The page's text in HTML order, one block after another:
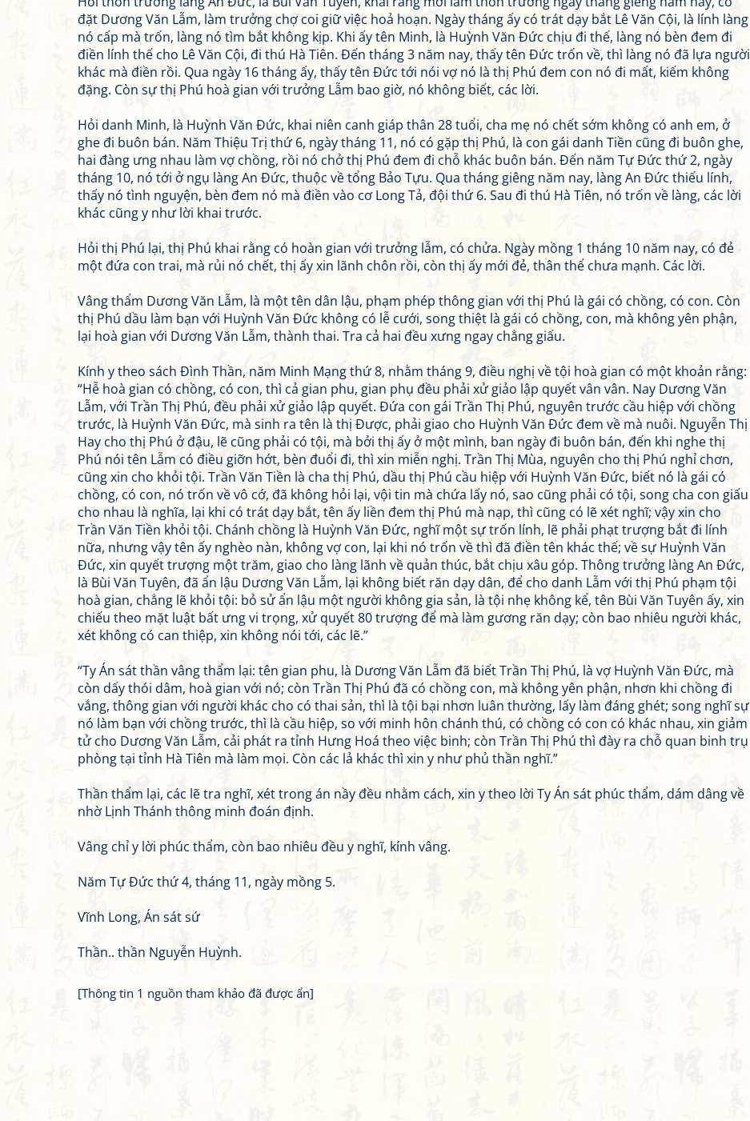
đặt Dương Văn Lẫm, làm trưởng chợ coi giữ việc hoả hoạn. Ngày tháng ấy có trát dạy bắt Lê Văn Cội, là lính làng
nó cấp mà trốn, làng nó tìm bắt không kịp. Khi ấy tên Minh, là Huỳnh Văn Đức chịu đi thế, làng nó bèn đem đi
điền lính thế cho Lê Văn Cội, đi thú Hà Tiên. Đến tháng 3 năm nay, thấy tên Đức trốn về, thì làng nó đã lựa người
khác mà điền rồi. Qua ngày 16 tháng ấy, thấy tên Đức tới nói vợ nó là thị Phú đem con nó đi mất, kiếm không
đặng. Còn sự thị Phú hoà gian với trưởng Lẫm bao giờ, nó không biết, các lời.
Hỏi danh Minh, là Huỳnh Văn Đức, khai niên canh giáp thân 28 tuổi, cha mẹ nó chết sớm không có anh em, ở
ghe đi buôn bán. Năm Thiệu Trị thứ 6, ngày tháng 11, nó có gặp thị Phú, là con gái danh Tiền cũng đi buôn ghe,
hai đàng ưng nhau làm vợ chồng, rồi nó chở thị Phú đem đi chỗ khác buôn bán. Đến năm Tự Đức thứ 2, ngày
tháng 10, nó tới ở ngụ làng An Đức, thuộc về tổng Bảo Tựu. Qua tháng giêng năm nay, làng An Đức thiếu lính,
thấy nó tình nguyện, bèn đem nó mà điền vào cơ Long Tả, đội thứ 6. Sau đi thú Hà Tiên, nó trốn về làng, các lời
khác cũng y như lời khai trước.
Hỏi thị Phú lại, thị Phú khai rằng có hoàn gian với trưởng lẫm, có chửa. Ngày mồng 1 tháng 10 năm nay, có đẻ
một đứa con trai, mà rủi nó chết, thị ấy xin lãnh chôn rồi, còn thị ấy mới đẻ, thân thể chưa mạnh. Các lời.
Vâng thẩm Dương Văn Lẫm, là một tên dân lậu, phạm phép thông gian với thị Phú là gái có chồng, có con. Còn
thị Phú dầu làm bạn với Huỳnh Văn Đức không có lễ cưới, song thiệt là gái có chồng, con, mà không yên phận,
lại hoà gian với Dương Văn Lẫm, thành thai. Tra cả hai đều xưng ngay chẳng giấu.
Kính y theo sách Đình Thần, năm Minh Mạng thứ 8, nhằm tháng 9, điều nghị về tội hoà gian có một khoản rằng:
“Hễ hoà gian có chồng, có con, thì cả gian phu, gian phụ đều phải xử giảo lập quyết vân vân. Nay Dương Văn
Lẫm, với Trần Thị Phú, đều phải xử giảo lập quyết. Đứa con gái Trần Thị Phú, nguyên trước cầu hiệp với chồng
trước, là Huỳnh Văn Đức, mà sinh ra tên là thị Được, phải giao cho Huỳnh Văn Đức đem về mà nuôi. Nguyễn Thị
Hay cho thị Phú ở đậu, lẽ cũng phải có tội, mà bởi thị ấy ở một mình, ban ngày đi buôn bán, đến khi nghe thị
Phú nói tên Lẫm có điều giỡn hớt, bèn đuổi đi, thì xin miễn nghị. Trần Thị Mùa, nguyên cho thị Phú nghỉ chơn,
cũng xin cho khỏi tội. Trần Văn Tiền là cha thị Phú, dầu thị Phú cầu hiệp với Huỳnh Văn Đức, biết nó là gái có
chồng, có con, nó trốn về vô cớ, đã không hỏi lại, vội tin mà chứa lấy nó, sao cũng phải có tội, song cha con giấu
cho nhau là nghĩa, lại khi có trát dạy bắt, tên ấy liền đem thị Phú mà nạp, thì cũng có lẽ xét nghĩ; vậy xin cho
Trần Văn Tiền khỏi tội. Chánh chồng là Huỳnh Văn Đức, nghĩ một sự trốn lính, lẽ phải phạt trượng bắt đi lính
nữa, nhưng vậy tên ấy nghèo nàn, không vợ con, lại khi nó trốn về thì đã điền tên khác thế; về sự Huỳnh Văn
Đức, xin quyết trượng một trăm, giao cho làng lãnh về quản thúc, bắt chịu xâu góp. Thông trưởng làng An Đức,
là Bùi Văn Tuyên, đã ẩn lậu Dương Văn Lẫm, lại không biết răn dạy dân, để cho danh Lẫm với thị Phú phạm tội
hoà gian, chẳng lẽ khỏi tội: bỏ sử ẩn lậu một người không gia sản, là tội nhẹ không kể, tên Bùi Văn Tuyên ấy, xin
chiếu theo mặt luật bất ưng vi trọng, xử quyết 80 trượng để mà làm gương răn dạy; còn bao nhiêu người khác,
xét không có can thiệp, xin không nói tới, các lẽ.”
“Ty Án sát thần vâng thẩm lại: tên gian phu, là Dương Văn Lẫm đã biết Trần Thị Phú, là vợ Huỳnh Văn Đức, mà
còn dấy thói dâm, hoà gian với nó; còn Trần Thị Phú đã có chồng con, mà không yên phận, nhơn khi chồng đi
vắng, thông gian với người khác cho có thai sản, thì là tội bại nhơn luân thường, lấy làm đáng ghét; song nghĩ sự
nó làm bạn với chồng trước, thì là cầu hiệp, so với minh hôn chánh thú, có chồng có con có khác nhau, xin giảm
tử cho Dương Văn Lẫm, cải phát ra tỉnh Hưng Hoá theo việc binh; còn Trần Thị Phú thì đày ra chỗ quan binh trụ
phòng tại tỉnh Hà Tiên mà làm mọi. Còn các lả khác thì xin y như phủ thần nghĩ.”
Thần thẩm lại, các lẽ tra nghĩ, xét trong án nầy đều nhằm cách, xin y theo lời Ty Án sát phúc thẩm, dám dâng về
nhờ Lịnh Thánh thông minh đoán định.
Vâng chỉ y lời phúc thẩm, còn bao nhiêu đều y nghĩ, kính vâng.
Năm Tự Đức thứ 4, tháng 11, ngày mồng 5.
Vĩnh Long, Án sát sứ
Thần.. thần Nguyễn Huỳnh.
[Thông tin 1 nguồn tham khảo đã được ẩn]